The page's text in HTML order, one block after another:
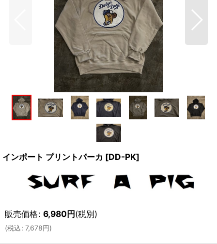
インポート プリントパーカ [DD-PK]
販売価格: 6,980円(税別)
(税込: 7,678円)